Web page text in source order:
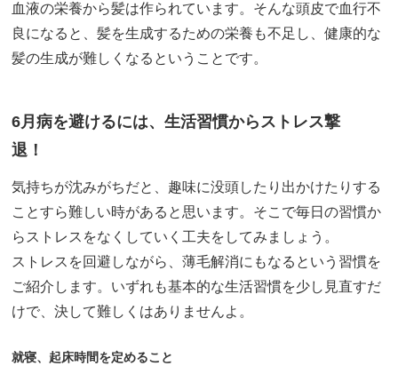
血液の栄養から髪は作られています。そんな頭皮で血行不
良になると、髪を生成するための栄養も不足し、健康的な
髪の生成が難しくなるということです。
6月病を避けるには、生活習慣からストレス撃
退！
気持ちが沈みがちだと、趣味に没頭したり出かけたりする
ことすら難しい時があると思います。そこで毎日の習慣か
らストレスをなくしていく工夫をしてみましょう。
ストレスを回避しながら、薄毛解消にもなるという習慣を
ご紹介します。いずれも基本的な生活習慣を少し見直すだ
けで、決して難しくはありませんよ。
就寝、起床時間を定めること